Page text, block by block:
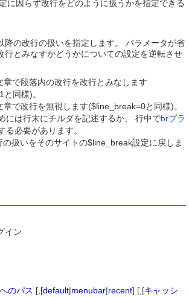
に因らず改行をどのように扱うかを指定できる
降の改行の扱いを指定します。 パラメータが省
行とみなすかどうかについての設定を逆転させ
章で段落内の改行を改行とみなします
同様)。
で改行を無視します($line_break=0と同様)。
には行末にチルダを記述するか、 行中でbrプラ
る必要があります。
扱いをそのサイトの$line_break設定に戻しま
イン
のパス [,[default|menubar|recent] [,[キャッシ